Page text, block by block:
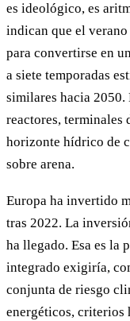
es ideológico, es
indican que el
para convertirse en
a siete temporadas
similares hacia
reactores, terminales
horizonte hídrico de
sobre arena.
Europa ha invertido
tras 2022. La
ha llegado. Esa es la
integrado exigiría,
conjunta de riesgo
energéticos, criterios